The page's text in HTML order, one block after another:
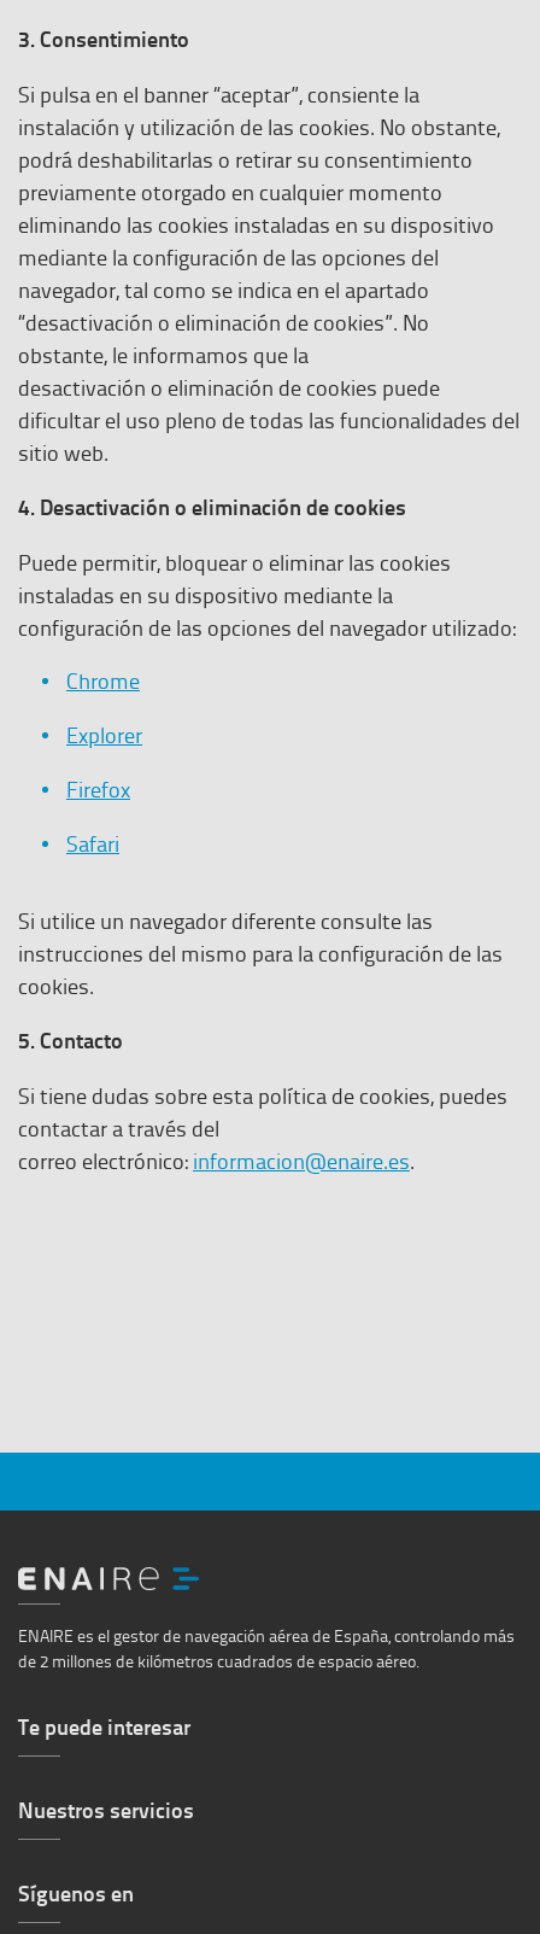
3. Consentimiento
Si pulsa en el banner “aceptar”, consiente la
instalación y utilización de las cookies. No obstante,
podrá deshabilitarlas o retirar su consentimiento
previamente otorgado en cualquier momento
eliminando las cookies instaladas en su dispositivo
mediante la configuración de las opciones del
navegador, tal como se indica en el apartado
“desactivación o eliminación de cookies”. No
obstante, le informamos que la
desactivación o eliminación de cookies puede
dificultar el uso pleno de todas las funcionalidades del
sitio web.
4. Desactivación o eliminación de cookies
Puede permitir, bloquear o eliminar las cookies
instaladas en su dispositivo mediante la
configuración de las opciones del navegador utilizado:
Chrome
Explorer
Firefox
Safari
Si utilice un navegador diferente consulte las
instrucciones del mismo para la configuración de las
cookies.
5. Contacto
Si tiene dudas sobre esta política de cookies, puedes
contactar a través del
correo electrónico: informacion@enaire.es.
Ir
al
inicio
ENAIRE es el gestor de navegación aérea de España, controlando más
de 2 millones de kilómetros cuadrados de espacio aéreo.
Te puede interesar
Nuestros servicios
Síguenos en